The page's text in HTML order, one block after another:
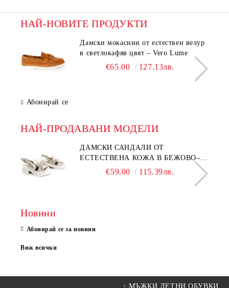
НАЙ-НОВИТЕ ПРОДУКТИ
Дамски мокасини от естествен велур
в светлокафяв цвят – Vero Lume
€65.00 127.13лв.
Абонирай се
НАЙ-ПРОДАВАНИ МОДЕЛИ
ДАМСКИ САНДАЛИ ОТ
ЕСТЕСТВЕНА КОЖА В БЕЖОВО–
МОДЕЛ NOVA.
€59.00 115.39лв.
Новини
Абонирай се за новини
Виж всички
МЪЖКИ ЛЕТНИ ОБУВКИ